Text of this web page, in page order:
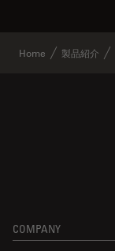
Home 製品紹介
COMPANY